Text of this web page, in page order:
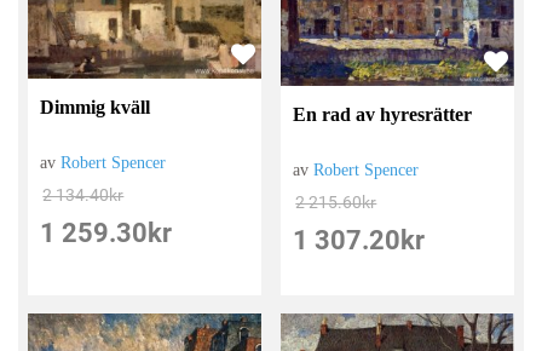
Dimmig kväll
avRobert Spencer
2 134.40kr
1 259.30 kr
En rad av hyresrätter
avRobert Spencer
2 215.60kr
1 307.20 kr